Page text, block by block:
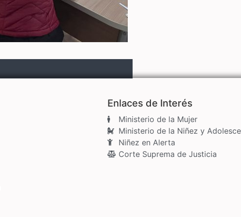
Enlaces de Interés
Ministerio de la Mujer
Ministerio de la Niñez y
Niñez en Alerta
Corte Suprema de Justicia